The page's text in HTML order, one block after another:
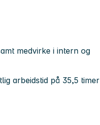
medvirke i intern og
arbeidstid på 35,5 timer